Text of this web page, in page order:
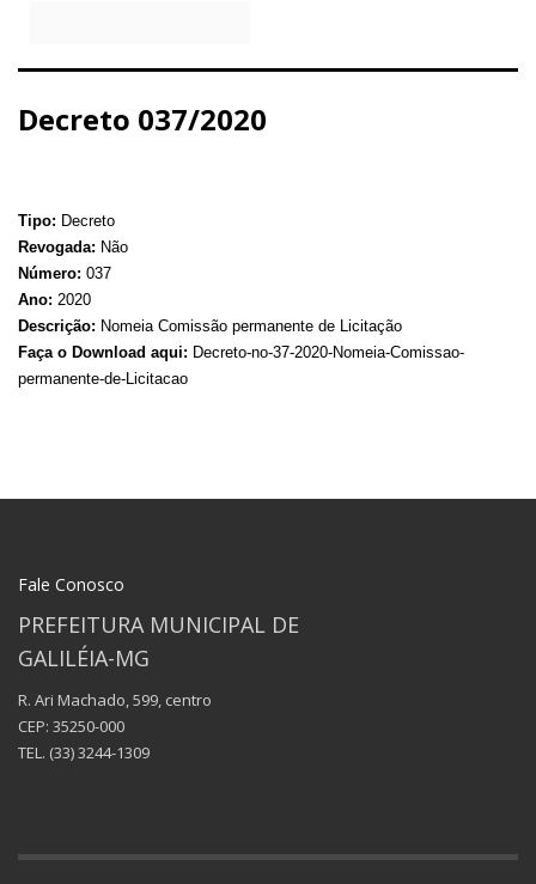
Decreto 037/2020
Tipo: Decreto
Revogada: Não
Número: 037
Ano: 2020
Descrição: Nomeia Comissão permanente de Licitação
Faça o Download aqui: Decreto-no-37-2020-Nomeia-Comissao-
permanente-de-Licitacao
Fale Conosco
PREFEITURA MUNICIPAL DE
GALILÉIA-MG
R. Ari Machado, 599, centro
CEP: 35250-000
TEL. (33) 3244-1309